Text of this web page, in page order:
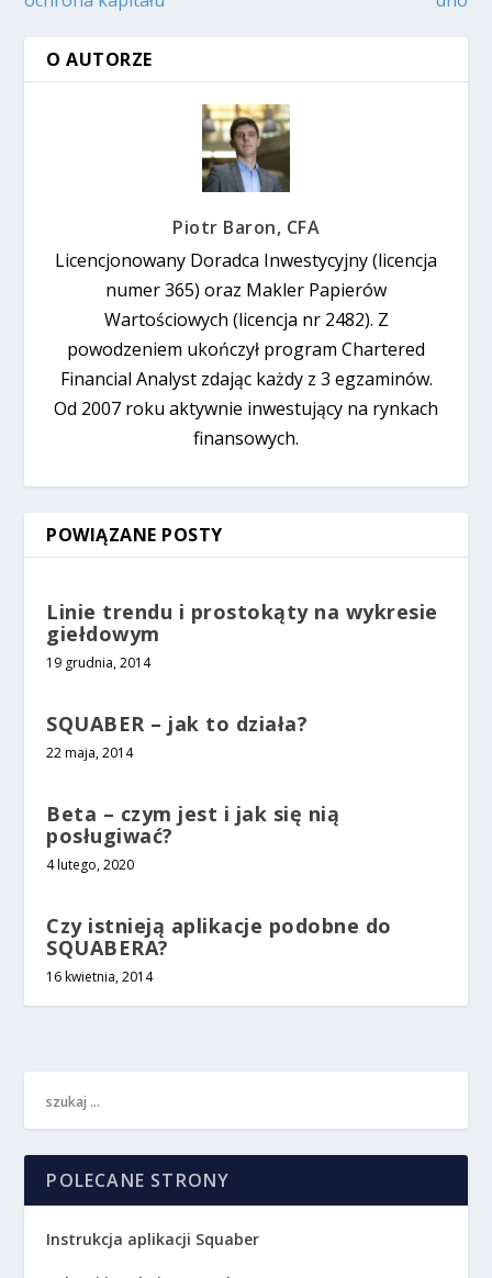
O AUTORZE
Piotr Baron, CFA
Licencjonowany Doradca Inwestycyjny (licencja
numer 365) oraz Makler Papierów
Wartościowych (licencja nr 2482). Z
powodzeniem ukończył program Chartered
Financial Analyst zdając każdy z 3 egzaminów.
Od 2007 roku aktywnie inwestujący na rynkach
finansowych.
POWIĄZANE POSTY
Linie trendu i prostokąty na wykresie
giełdowym
19 grudnia, 2014
SQUABER – jak to działa?
22 maja, 2014
Beta – czym jest i jak się nią
posługiwać?
4 lutego, 2020
Czy istnieją aplikacje podobne do
SQUABERA?
16 kwietnia, 2014
POLECANE STRONY
Instrukcja aplikacji Squaber